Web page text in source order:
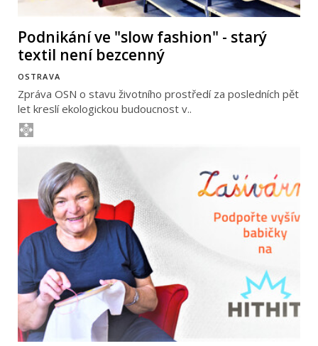
Podnikání ve "slow fashion" - starý
textil není bezcenný
OSTRAVA
Zpráva OSN o stavu životního prostředí za posledních pět
let kreslí ekologickou budoucnost v..